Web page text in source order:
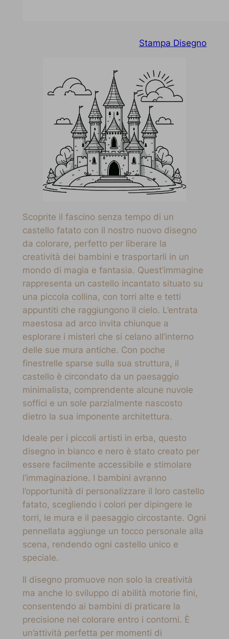
Stampa Disegno
Scoprite il fascino senza tempo di un
castello fatato con il nostro nuovo disegno
da colorare, perfetto per liberare la
creatività dei bambini e trasportarli in un
mondo di magia e fantasia. Quest’immagine
rappresenta un castello incantato situato su
una piccola collina, con torri alte e tetti
appuntiti che raggiungono il cielo. L’entrata
maestosa ad arco invita chiunque a
esplorare i misteri che si celano all’interno
delle sue mura antiche. Con poche
finestrelle sparse sulla sua struttura, il
castello è circondato da un paesaggio
minimalista, comprendente alcune nuvole
soffici e un sole parzialmente nascosto
dietro la sua imponente architettura.
Ideale per i piccoli artisti in erba, questo
disegno in bianco e nero è stato creato per
essere facilmente accessibile e stimolare
l’immaginazione. I bambini avranno
l’opportunità di personalizzare il loro castello
fatato, scegliendo i colori per dipingere le
torri, le mura e il paesaggio circostante. Ogni
pennellata aggiunge un tocco personale alla
scena, rendendo ogni castello unico e
speciale.
Il disegno promuove non solo la creatività
ma anche lo sviluppo di abilità motorie fini,
consentendo ai bambini di praticare la
precisione nel colorare entro i contorni. È
un’attività perfetta per momenti di